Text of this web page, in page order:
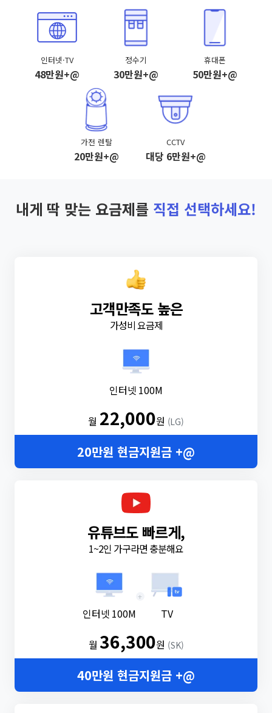
인터넷·TV
48만원+@
정수기
30만원+@
휴대폰
50만원+@
가전 렌탈
20만원+@
CCTV
대당 6만원+@
내게 딱 맞는 요금제를 직접 선택하세요!
고객만족도 높은
가성비 요금제
인터넷 100M
월 22,000원 (LG)
20만원 현금지원금 +@
유튜브도 빠르게,
1~2인 가구라면 충분해요
인터넷 100M
+
TV
월36,300원 (SK)
40만원 현금지원금 +@